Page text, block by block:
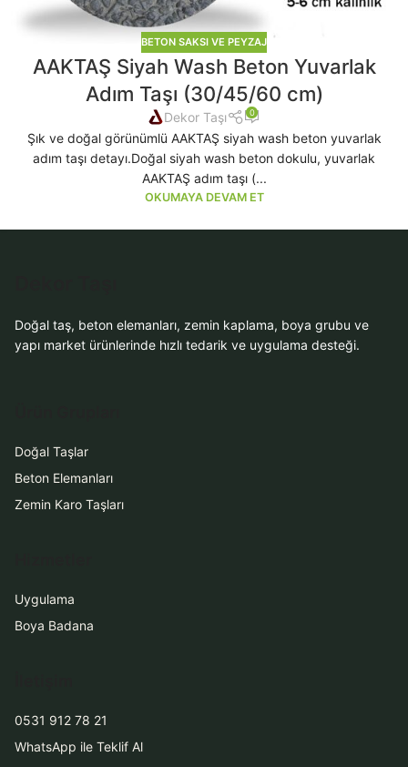
BETON SAKSI VE PEYZAJ
AAKTAŞ Siyah Wash Beton Yuvarlak
Adım Taşı (30/45/60 cm)
Dekor Taşı 0
Şık ve doğal görünümlü AAKTAŞ siyah wash beton yuvarlak
adım taşı detayı.Doğal siyah wash beton dokulu, yuvarlak
AAKTAŞ adım taşı (...
OKUMAYA DEVAM ET
Doğal taş, beton elemanları, zemin kaplama, boya grubu ve
yapı market ürünlerinde hızlı tedarik ve uygulama desteği.
Doğal Taşlar
Beton Elemanları
Zemin Karo Taşları
Uygulama
Boya Badana
0531 912 78 21
WhatsApp ile Teklif Al